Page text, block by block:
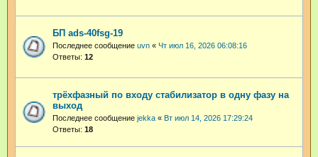
БП ads-40fsg-19
Последнее сообщение uvn « Чт июл 16, 2026 06:08:16
Ответы: 12
трёхфазный по входу стабилизатор в одну фазу на
выход
Последнее сообщение jekka « Вт июл 14, 2026 17:29:24
Ответы: 18